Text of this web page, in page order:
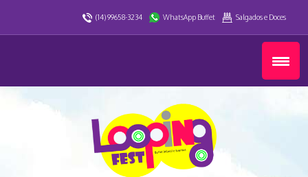
(14) 99658-3234 WhatsApp Buffet Salgados e Doces